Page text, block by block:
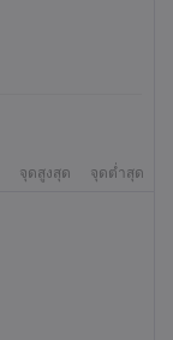
จุดสูงสุด จุดต่ำสุด